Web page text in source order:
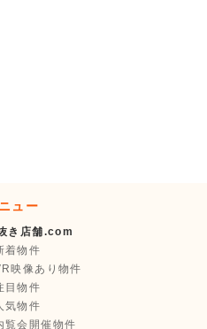
ュー
き店舗.com
着物件
映像あり物件
目物件
気物件
覧会開催物件